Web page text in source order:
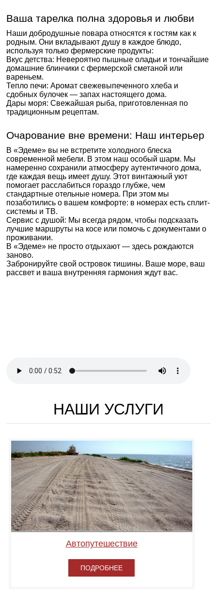
Ваша тарелка полна здоровья и любви
Наши добродушные повара относятся к гостям как к
родным. Они вкладывают душу в каждое блюдо,
используя только фермерские продукты:
Вкус детства: Невероятно пышные оладьи и тончайшие
домашние блинчики с фермерской сметаной или
вареньем.
Тепло печи: Аромат свежевыпеченного хлеба и
сдобных булочек — запах настоящего дома.
Дары моря: Свежайшая рыба, приготовленная по
традиционным рецептам.
Очарование вне времени: Наш интерьер
В «Эдеме» вы не встретите холодного блеска
современной мебели. В этом наш особый шарм. Мы
намеренно сохранили атмосферу аутентичного дома,
где каждая вещь имеет душу. Этот винтажный уют
помогает расслабиться гораздо глубже, чем
стандартные отельные номера. При этом мы
позаботились о вашем комфорте: в номерах есть сплит-
системы и ТВ.
Сервис с душой: Мы всегда рядом, чтобы подсказать
лучшие маршруты на косе или помочь с документами о
проживании.
В «Эдеме» не просто отдыхают — здесь рождаются
заново.
Забронируйте свой островок тишины. Ваше море, ваш
рассвет и ваша внутренняя гармония ждут вас.
НАШИ УСЛУГИ
Автопутешествие
ПОДРОБНЕЕ